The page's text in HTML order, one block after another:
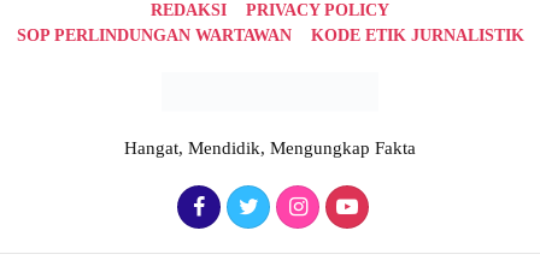
REDAKSI
PRIVACY POLICY
SOP PERLINDUNGAN WARTAWAN
KODE ETIK JURNALISTIK
Hangat, Mendidik, Mengungkap Fakta